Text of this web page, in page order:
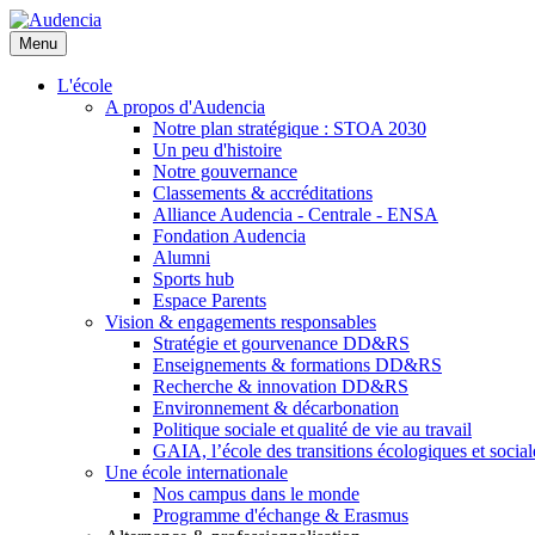
Aller
au
contenu
principal
Menu
L'école
A propos d'Audencia
Notre plan stratégique : STOA 2030
Un peu d'histoire
Notre gouvernance
Classements & accréditations
Alliance Audencia - Centrale - ENSA
Fondation Audencia
Alumni
Sports hub
Espace Parents
Vision & engagements responsables
Stratégie et gourvenance DD&RS
Enseignements & formations DD&RS
Recherche & innovation DD&RS
Environnement & décarbonation
Politique sociale et qualité de vie au travail
GAIA, l’école des transitions écologiques et
Une école internationale
Nos campus dans le monde
Programme d'échange & Erasmus